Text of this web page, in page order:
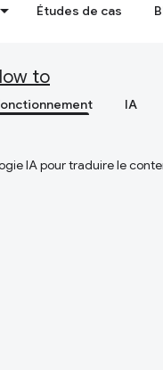
Études de cas
to
IA
IA pour traduire le